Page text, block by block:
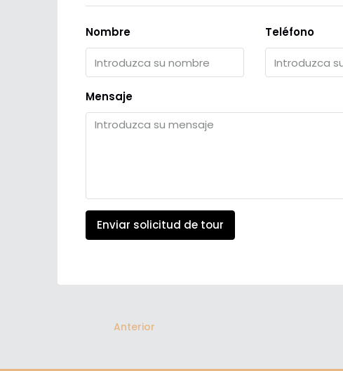
Nombre Teléfono
Mensaje
Enviar solicitud de tour
Anterior